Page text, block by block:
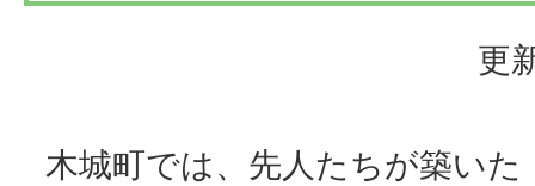
更
木城町では、先人たちが築い